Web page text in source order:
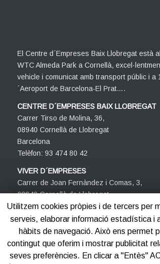
El Centre d´Empreses Baix Llobregat està
WTC Almeda Park a Cornellà,
vehicle i comunicat amb transport públic i a
´Aeroport de Barcelona-El Prat….
CENTRE D´EMPRESES BAIX LLOBREGAT
Carrer Tirso de Molina, 36,
08940 Cornellà de Llobregat
Barcelona
Telèfon: 93 474 80 42
VIVER D´EMPRESES
Carrer de Joan Fernàndez i Comas, 3,
08940 Cornellà de Llobregat
Barcelona
Telèfon: 93 474 80 42
Utilitzem cookies pròpies i de tercers per
serveis, elaborar informació estadística i
hàbits de navegació. Això ens permet
contingut que oferim i mostrar publicitat
seves preferències. En clicar a "Entès"